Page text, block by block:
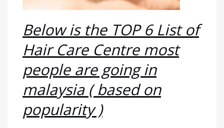
Below is the TOP 6 List of
Hair Care Centre most
people are going in
malaysia ( based on
popularity )